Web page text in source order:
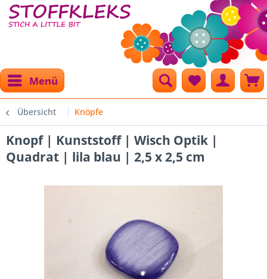
Menü
Übersicht Knöpfe
Knopf | Kunststoff | Wisch Optik |
Quadrat | lila blau | 2,5 x 2,5 cm